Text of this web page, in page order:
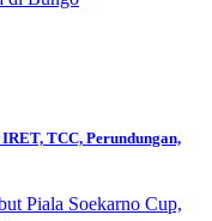
TCC, Perundungan,